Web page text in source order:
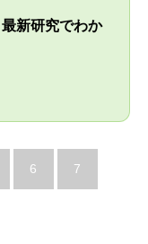
新研究でわか
6 7